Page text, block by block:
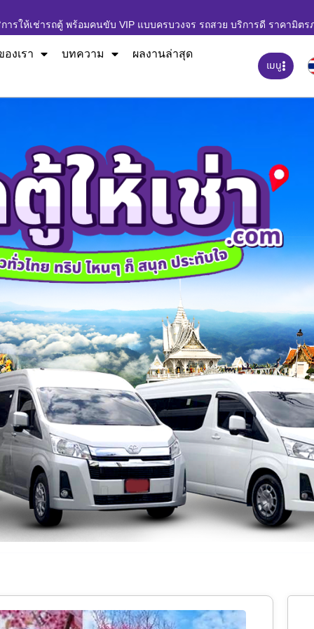
ารให้เช่ารถตู้ พร้อมคนขับ VIP แบบครบวงจร รถสวย บริการดี ราคามิตร
งเรา บทความ ผลงานล่าสุด
เมนู